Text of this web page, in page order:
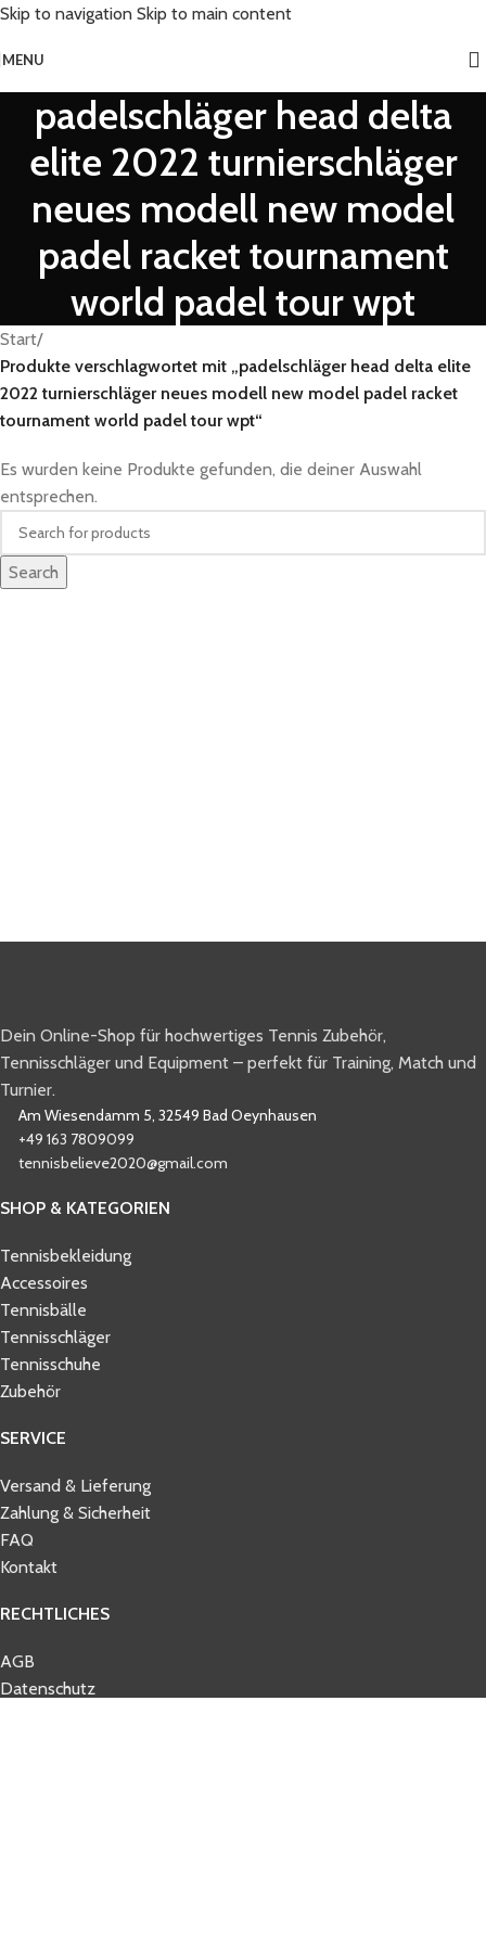
Skip to navigation Skip to main content
MENU
padelschläger head delta
elite 2022 turnierschläger
neues modell new model
padel racket tournament
world padel tour wpt
Start/
Produkte verschlagwortet mit „padelschläger head delta elite
2022 turnierschläger neues modell new model padel racket
tournament world padel tour wpt“
Es wurden keine Produkte gefunden, die deiner Auswahl
entsprechen.
Search
Dein Online-Shop für hochwertiges Tennis Zubehör,
Tennisschläger und Equipment – perfekt für Training, Match und
Turnier.
Am Wiesendamm 5, 32549 Bad Oeynhausen
+49 163 7809099
tennisbelieve2020@gmail.com
SHOP & KATEGORIEN
Tennisbekleidung
Accessoires
Tennisbälle
Tennisschläger
Tennisschuhe
Zubehör
SERVICE
Versand & Lieferung
Zahlung & Sicherheit
FAQ
Kontakt
RECHTLICHES
AGB
Datenschutz